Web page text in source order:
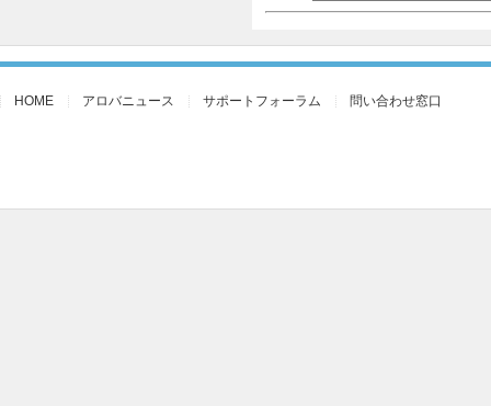
HOME アロバニュース サポートフォーラム 問い合わせ窓口